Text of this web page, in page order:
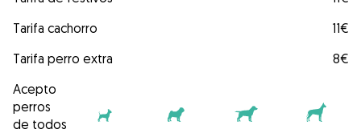
Tarifa cachorro
11€
Tarifa perro extra
8€
Acepto
perros
de todos